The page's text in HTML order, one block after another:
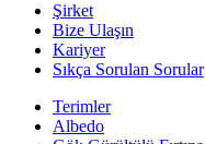
Şirket
Bize Ulaşın
Kariyer
Sıkça Sorulan Sorular
Terimler
Albedo